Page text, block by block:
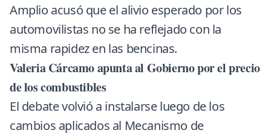
Amplio acusó que el alivio esperado por los
automovilistas no se ha reflejado con la
misma rapidez en las bencinas.
Valeria Cárcamo apunta al Gobierno por el precio
de los combustibles
El debate volvió a instalarse luego de los
cambios aplicados al Mecanismo de